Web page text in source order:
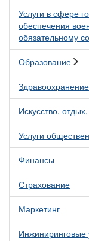
Услуги в сфере
обеспечения
обязательному
Образование
Искусство,
Услуги
Финансы
Страхование
Маркетинг
Инжиниринговые